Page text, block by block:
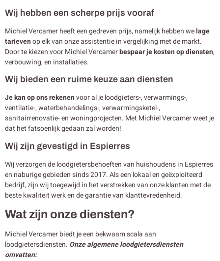
Wij hebben een scherpe prijs vooraf
Michiel Vercamer heeft een gedreven prijs, namelijk hebben welage
tarievenop elk van onze assistentie in vergelijking met de markt.
Door te kiezen voor Michiel Vercamerbespaar je kosten op diensten,
verbouwing, en installaties.
Wij bieden een ruime keuze aan diensten
Je kan op ons rekenenvoor al je loodgieters-, verwarmings-,
ventilatie-, waterbehandelings-, verwarmingsketel-,
sanitairrenovatie- en woningprojecten. Met Michiel Vercamer weet je
dat het fatsoenlijk gedaan zal worden!
Wij zijn gevestigd in Espierres
Wij verzorgen de loodgietersbehoeften van huishoudens in Espierres
en naburige gebieden sinds 2017. Als een lokaal en geëxploiteerd
bedrijf, zijn wij toegewijd in het verstrekken van onze klanten met de
beste kwaliteit werk en de garantie van klanttevredenheid.
Wat zijn onze diensten?
Michiel Vercamer biedt je een bekwaam scala aan
loodgietersdiensten. Onze algemene loodgietersdiensten
omvatten: